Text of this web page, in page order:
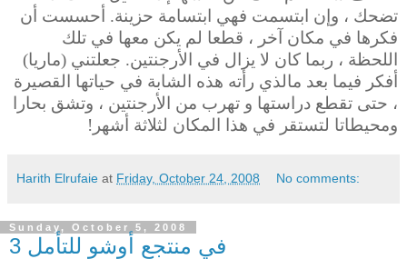
تضحك ، وإن ابتسمت فهي ابتسامة حزينة. أحسست أن
فكرها في مكان آخر ، قطعا لم يكن معها في تلك
اللحظة ، ربما كان لا يزال في الأرجنتين. جعلتني (ماريا)
أفكر فيما بعد مالذي رأته هذه الشابة في حياتها القصيرة
، حتى تقطع دراستها و تهرب من الأرجنتين ، وتشق بحارا
ومحيطاتا لتستقر في هذا المكان لثلاثة أشهر!
Harith Elrufaie at Friday, October 24, 2008 No comments:
Sunday, October 5, 2008
في منتجع أوشو للتأمل 3